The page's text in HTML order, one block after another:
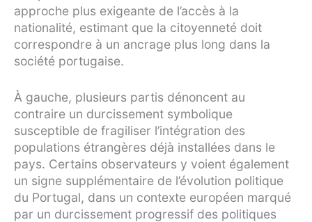
approche plus exigeante de l’accès à la
nationalité, estimant que la citoyenneté doit
correspondre à un ancrage plus long dans la
société portugaise.
À gauche, plusieurs partis dénoncent au
contraire un durcissement symbolique
susceptible de fragiliser l’intégration des
populations étrangères déjà installées dans le
pays. Certains observateurs y voient également
un signe supplémentaire de l’évolution politique
du Portugal, dans un contexte européen marqué
par un durcissement progressif des politiques